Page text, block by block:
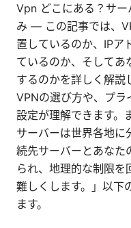
Vpn どこにある？サ
み — この記事では、
置しているのか、IPア
ているのか、そしてあ
するのかを詳しく解説
VPNの選び方や、プラ
設定が理解できます。
サーバーは世界各地に
続先サーバーとあなた
られ、地理的な制限を
難しくします。」以下
ます。